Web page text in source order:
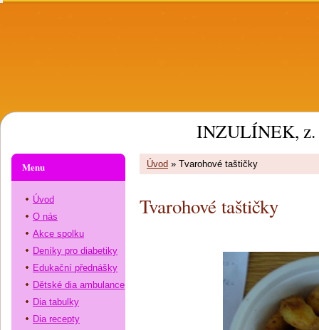
INZULÍNEK, z.
Úvod » Tvarohové taštičky
Tvarohové taštičky
Menu
Úvod
O nás
Akce spolku
Deníky pro diabetiky
Edukační přednášky
Dětské dia ambulance
Dia tabulky
Dia recepty